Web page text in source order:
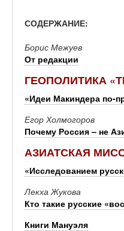
СОДЕРЖАНИЕ:
Борис Межуев
От редакции
ГЕОПОЛИТИКА
«Идеи Макиндера по-
Егор Холмогоров
Почему Россия – не
АЗИАТСКАЯ
«Исследованием
Лекха Жукова
Кто такие русские
Книги Мануэля